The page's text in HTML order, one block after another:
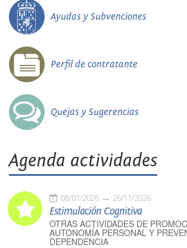
Ayudas y Subvenciones
Perfil de contratante
Quejas y Sugerencias
Agenda actividades
08/01/2026 26/11/2026
Estimulación Cognitiva
OTRAS ACTIVIDADES DE
AUTONOMÍA PERSONAL Y
DEPENDENCIA